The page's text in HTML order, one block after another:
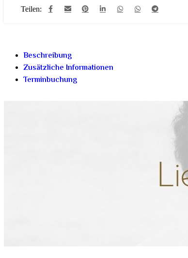
Teilen:
Beschreibung
Zusätzliche Informationen
Terminbuchung